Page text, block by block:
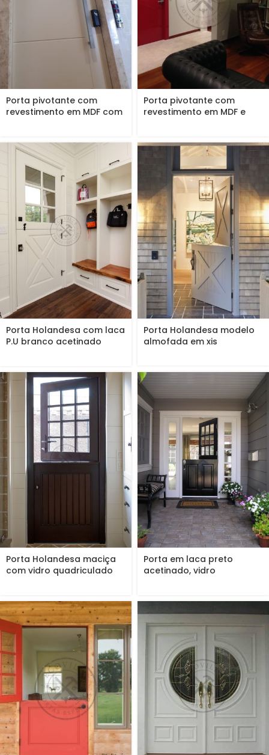
Porta pivotante com
revestimento em MDF com
Porta pivotante com
revestimento em MDF e
Porta Holandesa com laca
P.U branco acetinado
Porta Holandesa modelo
almofada em xis
Porta Holandesa maciça
com vidro quadriculado
Porta em laca preto
acetinado, vidro